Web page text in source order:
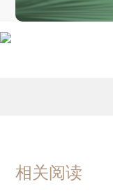
相关阅读